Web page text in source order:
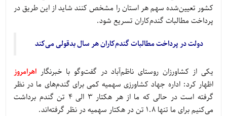
کشور تعیین‌شده سهم هر استان را مشخص کنند شاید از این طریق در
پرداخت مطالبات گندم‌کاران تسریع شود.
دولت در پرداخت مطالبات گندم‌کاران هر سال بدقولی می‌کند
یکی از کشاورزان روستای ناظم‌آباد در گفت‌وگو با خبرنگار اهرامروز
اظهار کرد: اداره جهاد کشاورزی سهمیه کمی برای گندم‌های ما در نظر
گرفته است در حالی که ما از هر هکتار 3 الی 4 تن گندم برداشت
می‌کنیم برای ما تنها 1.8 تن در هکتار سهمیه در نظر گرفته‌اند.